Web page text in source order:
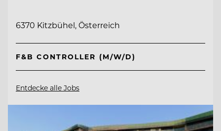
6370 Kitzbühel, Österreich
F&B CONTROLLER (M/W/D)
Entdecke alle Jobs